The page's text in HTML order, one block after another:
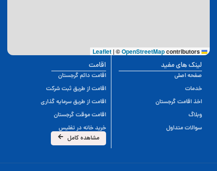
Leaflet
|©OpenStreetMapcontributors
اقامت
اقامت دائم گرجستان
اقامت از طریق ثبت شرکت
اقامت از طریق سرمایه گذاری
اقامت موقت گرجستان
خرید خانه در تفلیس
مشاهده کامل
لینک های مفید
صفحه اصلی
خدمات
اخذ اقامت گرجستان
وبلاگ
سوالات متداول